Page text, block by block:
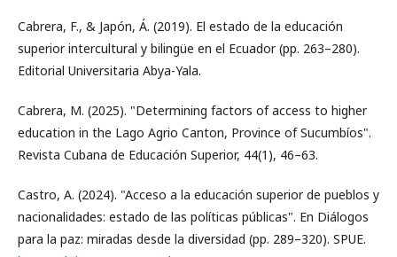
Cabrera, F., & Japón, Á. (2019). El estado de la educación
superior intercultural y bilingüe en el Ecuador (pp. 263–280).
Editorial Universitaria Abya-Yala.
Cabrera, M. (2025). "Determining factors of access to higher
education in the Lago Agrio Canton, Province of Sucumbíos".
Revista Cubana de Educación Superior, 44(1), 46–63.
Castro, A. (2024). "Acceso a la educación superior de pueblos y
nacionalidades: estado de las políticas públicas". En Diálogos
para la paz: miradas desde la diversidad (pp. 289–320). SPUE.